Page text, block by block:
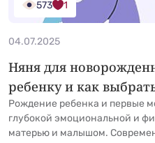
573 1
04.07.2025
Няня для
ребенку и как
Рождение ребенка и первые
глубокой эмоциональной и
матерью и малышом.